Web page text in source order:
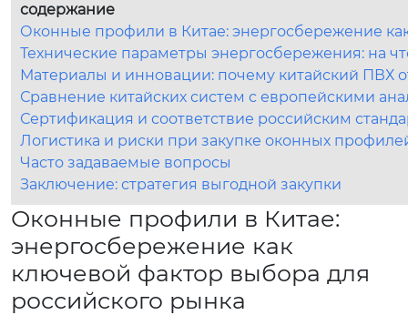
содержание
Оконные профили в Китае: энергосбережение
Технические параметры энергосбережения: на
Материалы и инновации: почему китайский ПВХ
Сравнение китайских систем с европейскими
Сертификация и соответствие российским
Логистика и риски при закупке оконных
Часто задаваемые вопросы
Заключение: стратегия выгодной закупки
Оконные профили в Китае:
энергосбережение как
ключевой фактор выбора для
российского рынка